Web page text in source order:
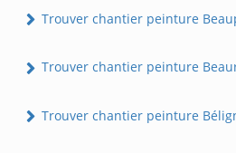
Trouver chantier peinture
Trouver chantier peinture
Trouver chantier peinture